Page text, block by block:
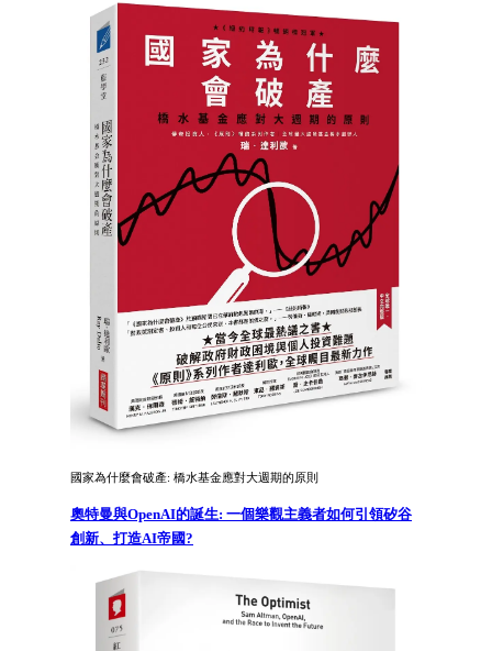
國家為什麼會破產: 橋水基金應對大週期的原則
奧特曼與OpenAI的誕生: 一個樂觀主義者如何引領矽谷
創新、打造AI帝國?